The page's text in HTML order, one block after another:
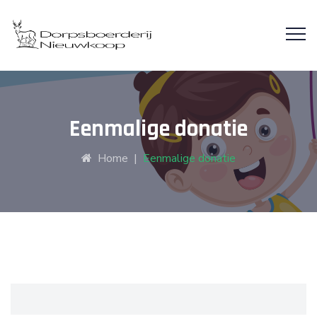
Eenmalige donatie
Home | Eenmalige donatie